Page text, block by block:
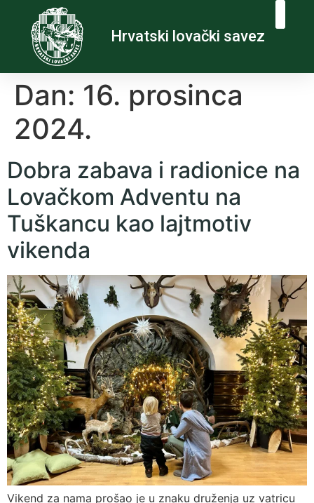
Hrvatski lovački savez
Dan: 16. prosinca
2024.
Dobra zabava i radionice na
Lovačkom Adventu na
Tuškancu kao lajtmotiv
vikenda
Vikend za nama prošao je u znaku druženja uz vatricu